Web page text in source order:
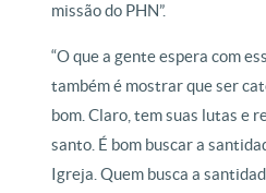
missão do PHN”.
“O que a gente espera com
também é mostrar que ser
bom. Claro, tem suas lutas e
santo. É bom buscar a
Igreja. Quem busca a